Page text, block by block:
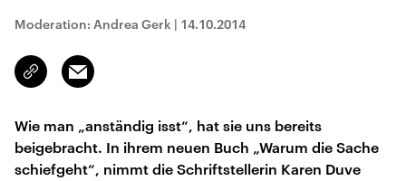
Moderation: Andrea Gerk | 14.10.2014
Link
kopieren/teilen
Email
Wie man „anständig isst“, hat sie uns bereits
beigebracht. In ihrem neuen Buch „Warum die Sache
schiefgeht“, nimmt die Schriftstellerin Karen Duve